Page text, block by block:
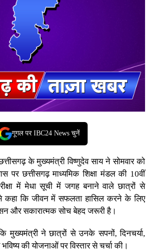
गूगल पर IBC24 News चुनें
के मुख्यमंत्री विष्णुदेव साय ने सोमवार को
पर छत्तीसगढ़ माध्यमिक शिक्षा मंडल की 10वीं
में मेधा सूची में जगह बनाने वाले छात्रों से
कि जीवन में सफलता हासिल करने के लिए
और सकारात्मक सोच बेहद जरूरी है।
मुख्यमंत्री ने छात्रों से उनके सपनों, दिनचर्या,
की योजनाओं पर विस्तार से चर्चा की।